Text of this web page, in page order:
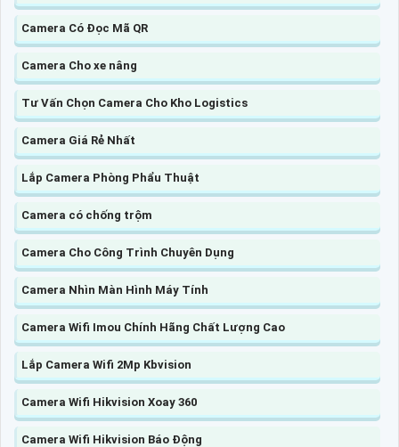
Camera Có Đọc Mã QR
Camera Cho xe nâng
Tư Vấn Chọn Camera Cho Kho Logistics
Camera Giá Rẻ Nhất
Lắp Camera Phòng Phẩu Thuật
Camera có chống trộm
Camera Cho Công Trình Chuyên Dụng
Camera Nhìn Màn Hình Máy Tính
Camera Wifi Imou Chính Hãng Chất Lượng Cao
Lắp Camera Wifi 2Mp Kbvision
Camera Wifi Hikvision Xoay 360
Camera Wifi Hikvision Báo Động